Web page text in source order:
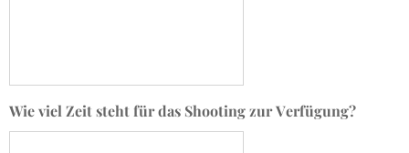
Wie viel Zeit steht für das Shooting zur Verfügung?